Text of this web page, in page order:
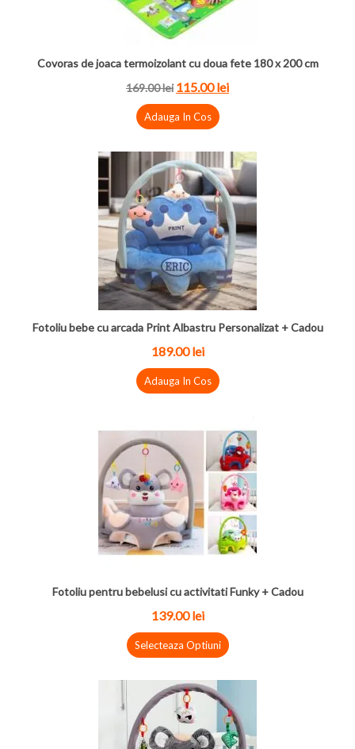
Covoras de joaca termoizolant cu doua fete 180 x 200 cm
169.00 lei 115.00 lei
Adauga In Cos
Fotoliu bebe cu arcada Print Albastru Personalizat + Cadou
189.00 lei
Adauga In Cos
Fotoliu pentru bebelusi cu activitati Funky + Cadou
139.00 lei
Selecteaza Optiuni